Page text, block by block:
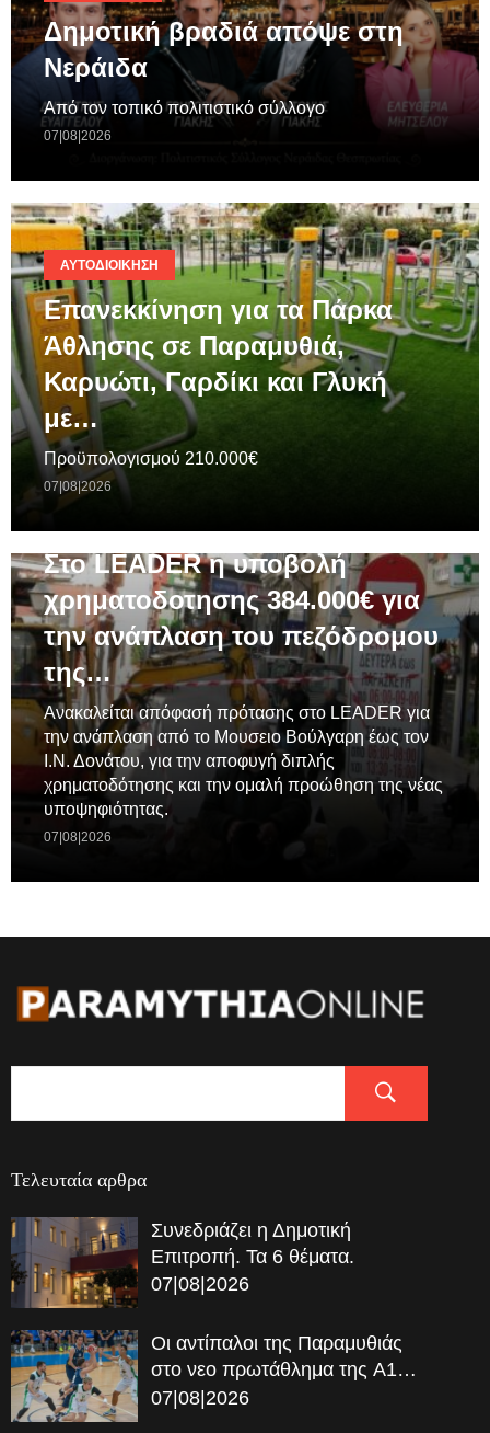
Δημοτική βραδιά απόψε στη
Νεράιδα
Από τον τοπικό πολιτιστικό σύλλογο
07|08|2026
ΑΥΤΟΔΙΟΊΚΗΣΗ
Επανεκκίνηση για τα Πάρκα
Άθλησης σε Παραμυθιά,
Καρυώτι, Γαρδίκι και Γλυκή
με…
Προϋπολογισμού 210.000€
07|08|2026
Στο LEADER η υποβολή
χρηματοδοτησης 384.000€ για
την ανάπλαση του πεζόδρομου
της…
Ανακαλείται απόφασή πρότασης στο LEADER για
την ανάπλαση από το Μουσειο Βούλγαρη έως τον
Ι.Ν. Δονάτου, για την αποφυγή διπλής
χρηματοδότησης και την ομαλή προώθηση της νέας
υποψηφιότητας.
07|08|2026
Τελευταία αρθρα
Συνεδριάζει η Δημοτική
Επιτροπή. Τα 6 θέματα.
07|08|2026
Οι αντίπαλοι της Παραμυθιάς
στο νεο πρωτάθλημα της A1…
07|08|2026